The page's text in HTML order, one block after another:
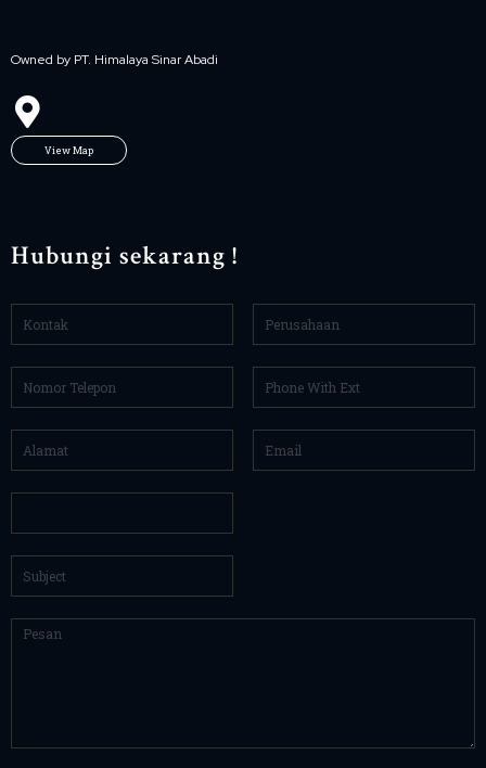
Owned by PT. Himalaya Sinar Abadi
View Map
Hubungi sekarang !